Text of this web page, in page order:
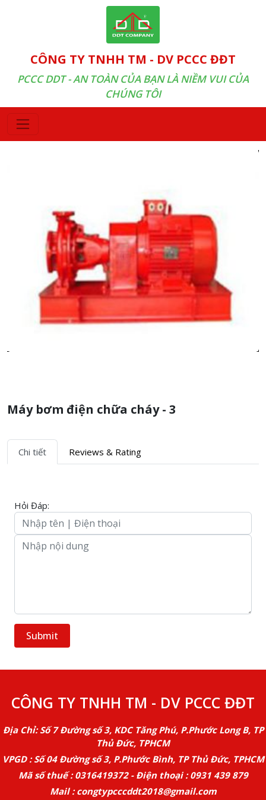
CÔNG TY TNHH TM - DV PCCC ĐĐT
PCCC DDT - AN TOÀN CỦA BẠN LÀ NIỀM VUI CỦA
CHÚNG TÔI
Máy bơm điện chữa cháy - 3
Chi tiết Reviews & Rating
Hỏi Đáp:
CÔNG TY TNHH TM - DV PCCC ĐĐT
Địa Chỉ: Số 7 Đường số 3, KDC Tăng Phú, P.Phước Long B, TP
Thủ Đức, TPHCM
VPGD : Số 04 Đường số 3, P.Phước Bình, TP Thủ Đức, TPHCM
Mã số thuế : 0316419372 - Điện thoại : 0931 439 879
Mail : congtypcccddt2018@gmail.com